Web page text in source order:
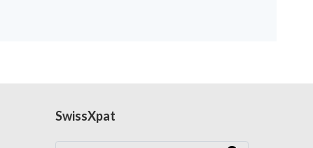
SwissXpat